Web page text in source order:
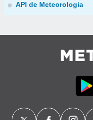
API de Meteorologia